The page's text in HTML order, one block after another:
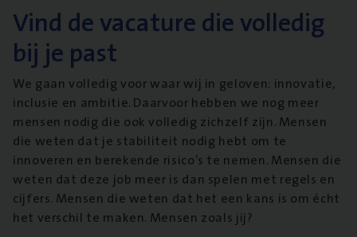
Vind de vacature die volledig
bij je past
We gaan volledig voor waar wij in geloven: innovatie,
inclusie en ambitie. Daarvoor hebben we nog meer
mensen nodig die ook volledig zichzelf zijn. Mensen
die weten dat je stabiliteit nodig hebt om te
innoveren en berekende risico’s te nemen. Mensen die
weten dat deze job meer is dan spelen met regels en
cijfers. Mensen die weten dat het een kans is om écht
het verschil te maken. Mensen zoals jij?